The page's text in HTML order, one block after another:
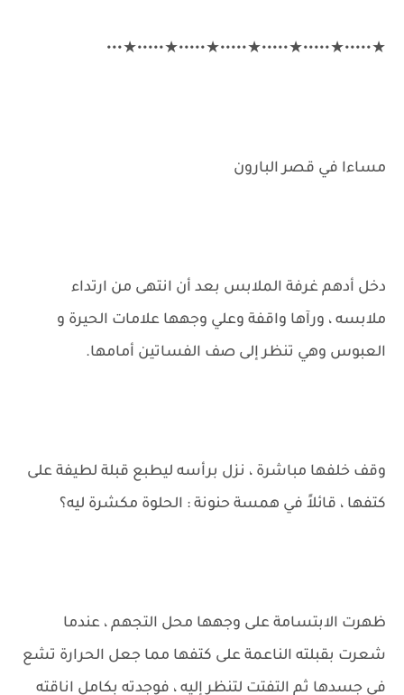
★•••••★•••••★•••••★•••••★•••••★•••••★•••
مساءا في قصر البارون
دخل أدهم غرفة الملابس بعد أن انتهى من ارتداء
ملابسه ، ورآها واقفة وعلي وجهها علامات الحيرة و
العبوس وهي تنظر إلى صف الفساتين أمامها.
وقف خلفها مباشرة ، نزل برأسه ليطبع قبلة لطيفة على
كتفها ، قائلاً في همسة حنونة : الحلوة مكشرة ليه؟
ظهرت الابتسامة على وجهها محل التجهم ، عندما
شعرت بقبلته الناعمة على كتفها مما جعل الحرارة تشع
في جسدها ثم التفتت لتنظر إليه ، فوجدته بكامل اناقته